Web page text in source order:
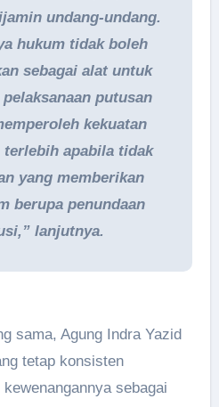
undang-undang.
hukum tidak boleh
sebagai alat untuk
putusan
kekuatan
terlebih apabila tidak
yang memberikan
berupa penundaan
lanjutnya.
sama, Agung Indra Yazid
tetap konsisten
sebagai